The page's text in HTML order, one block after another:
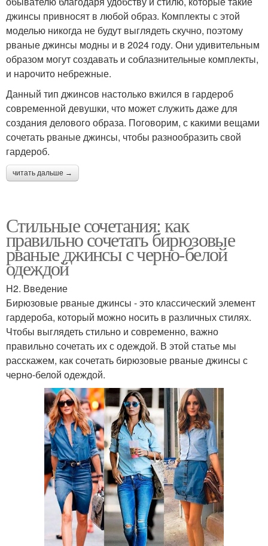
джинсы привносят в любой образ. Комплекты с этой
моделью никогда не будут выглядеть скучно, поэтому
рваные джинсы модны и в 2024 году. Они удивительным
образом могут создавать и соблазнительные комплекты,
и нарочито небрежные.
Данный тип джинсов настолько вжился в гардероб
современной девушки, что может служить даже для
создания делового образа. Поговорим, с какими вещами
сочетать рваные джинсы, чтобы разнообразить свой
гардероб.
читать дальше →
Стильные сочетания: как
правильно сочетать бирюзовые
рваные джинсы с черно-белой
одеждой
H2. Введение
Бирюзовые рваные джинсы - это классический элемент
гардероба, который можно носить в различных стилях.
Чтобы выглядеть стильно и современно, важно
правильно сочетать их с одеждой. В этой статье мы
расскажем, как сочетать бирюзовые рваные джинсы с
черно-белой одеждой.